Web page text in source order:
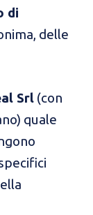
di
delle
Srl(con
quale